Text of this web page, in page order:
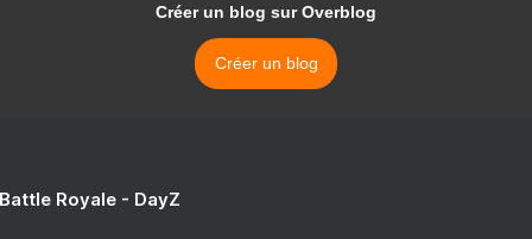
Créer un blog sur Overblog
Créer un blog
Royale - DayZ